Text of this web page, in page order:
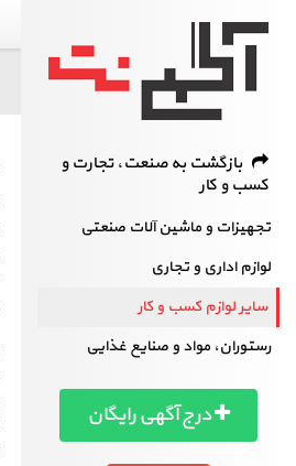
بازگشت به صنعت، تجارت و
کسب و کار
تجهیزات و ماشین آلات صنعتی
لوازم اداری و تجاری
سایر لوازم کسب و کار
رستوران، مواد و صنایع غذایی
درج آگهی رایگان